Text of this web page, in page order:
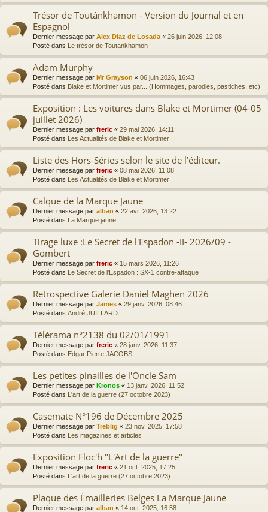
Trésor de Toutânkhamon - Version du Journal et en
Espagnol
Dernier message par Alex Diaz de Losada « 26 juin 2026, 12:08
Posté dans Le trésor de Toutankhamon
Adam Murphy
Dernier message par Mr Grayson « 06 juin 2026, 16:43
Posté dans Blake et Mortimer vus par... (Hommages, parodies, pastiches, etc)
Exposition : Les voitures dans Blake et Mortimer (04-05
juillet 2026)
Dernier message par freric « 29 mai 2026, 14:11
Posté dans Les Actualités de Blake et Mortimer
Liste des Hors-Séries selon le site de l’éditeur.
Dernier message par freric « 08 mai 2026, 11:08
Posté dans Les Actualités de Blake et Mortimer
Calque de la Marque Jaune
Dernier message par alban « 22 avr. 2026, 13:22
Posté dans La Marque jaune
Tirage luxe :Le Secret de l'Espadon -II- 2026/09 -
Gombert
Dernier message par freric « 15 mars 2026, 11:26
Posté dans Le Secret de l'Espadon : SX-1 contre-attaque
Retrospective Galerie Daniel Maghen 2026
Dernier message par James « 29 janv. 2026, 08:46
Posté dans André JUILLARD
Télérama n°2138 du 02/01/1991
Dernier message par freric « 28 janv. 2026, 11:37
Posté dans Edgar Pierre JACOBS
Les petites pinailles de l'Oncle Sam
Dernier message par Kronos « 13 janv. 2026, 11:52
Posté dans L'art de la guerre (27 octobre 2023)
Casemate N°196 de Décembre 2025
Dernier message par Treblig « 23 nov. 2025, 17:58
Posté dans Les magazines et articles
Exposition Floc'h "L'Art de la guerre"
Dernier message par freric « 21 oct. 2025, 17:25
Posté dans L'art de la guerre (27 octobre 2023)
Plaque des Émailleries Belges La Marque Jaune
Dernier message par alban « 14 oct. 2025, 16:58